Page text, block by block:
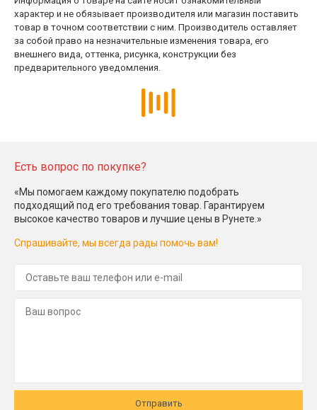
характер и не обязывает производителя или магазин поставить
товар в точном соответствии с ним. Производитель оставляет
за собой право на незначительные изменения товара, его
внешнего вида, оттенка, рисунка, конструкции без
предварительного уведомления.
Есть вопрос по покупке?
«Мы помогаем каждому покупателю подобрать
подходящий под его требования товар. Гарантируем
высокое качество товаров и лучшие цены в Рунете.»
Спрашивайте, мы всегда рады помочь вам!
Отправить